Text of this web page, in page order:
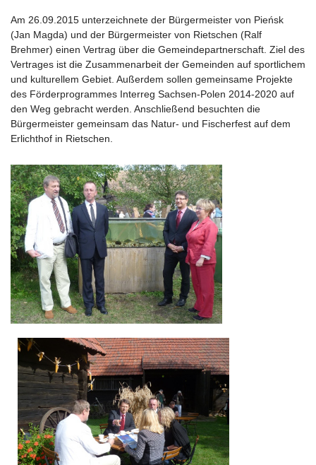
Am 26.09.2015 unterzeichnete der Bürgermeister von Pieńsk
(Jan Magda) und der Bürgermeister von Rietschen (Ralf
Brehmer) einen Vertrag über die Gemeindepartnerschaft. Ziel des
Vertrages ist die Zusammenarbeit der Gemeinden auf sportlichem
und kulturellem Gebiet. Außerdem sollen gemeinsame Projekte
des Förderprogrammes Interreg Sachsen-Polen 2014-2020 auf
den Weg gebracht werden. Anschließend besuchten die
Bürgermeister gemeinsam das Natur- und Fischerfest auf dem
Erlichthof in Rietschen.